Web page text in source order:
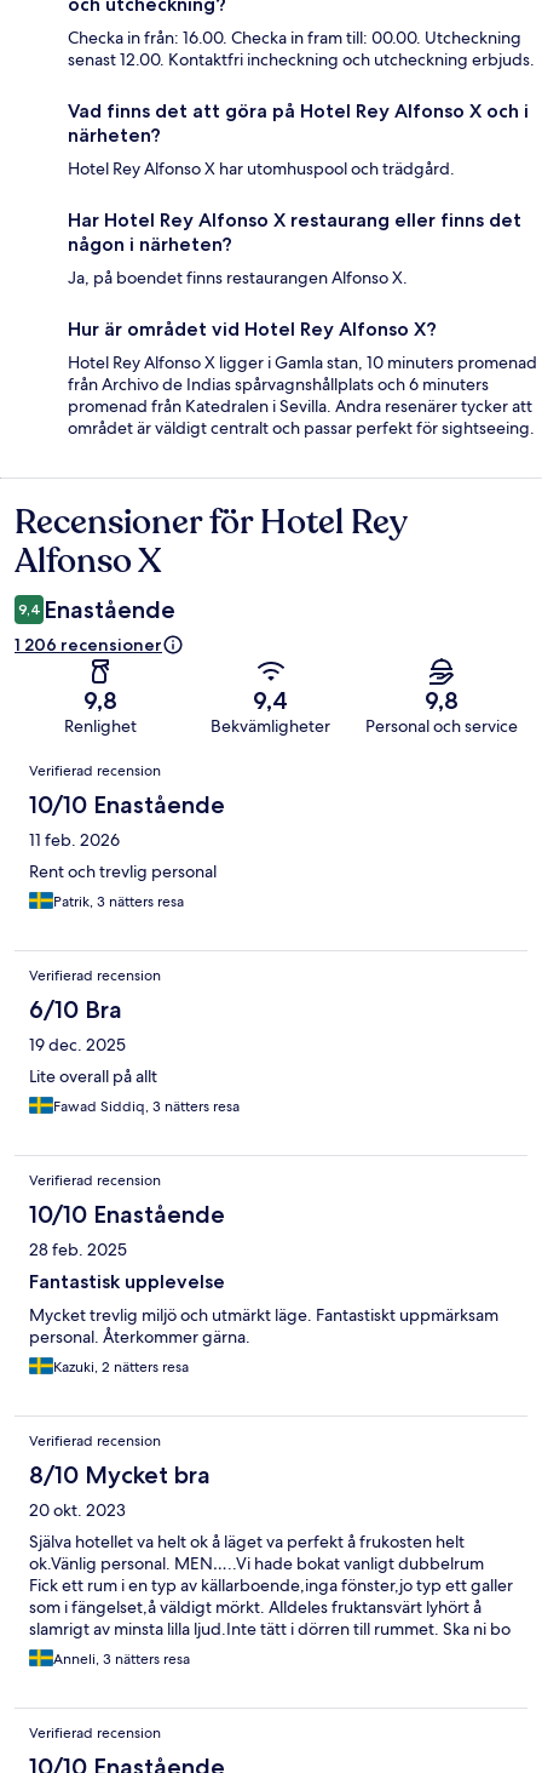
Checka in från: 16.00. Checka in fram till: 00.00. Utcheckning
senast 12.00. Kontaktfri incheckning och utcheckning erbjuds.
Vad finns det att göra på Hotel Rey Alfonso X och i
närheten?
Hotel Rey Alfonso X har utomhuspool och trädgård.
Har Hotel Rey Alfonso X restaurang eller finns det
någon i närheten?
Ja, på boendet finns restaurangen Alfonso X.
Hur är området vid Hotel Rey Alfonso X?
Hotel Rey Alfonso X ligger i Gamla stan, 10 minuters promenad
från Archivo de Indias spårvagnshållplats och 6 minuters
promenad från Katedralen i Sevilla. Andra resenärer tycker att
området är väldigt centralt och passar perfekt för sightseeing.
Recensioner
Recensioner för Hotel Rey
Alfonso X
9,4 Enastående
1 206 recensioner
9,8
Renlighet
9,4
Bekvämligheter
9,8
Personal och service
Recensioner
Verifierad recension
10/10 Enastående
11 feb. 2026
Rent och trevlig personal
Patrik, 3 nätters resa
Verifierad recension
6/10 Bra
19 dec. 2025
Lite overall på allt
Fawad Siddiq, 3 nätters resa
Verifierad recension
10/10 Enastående
28 feb. 2025
Fantastisk upplevelse
Mycket trevlig miljö och utmärkt läge. Fantastiskt uppmärksam
personal. Återkommer gärna.
Kazuki, 2 nätters resa
Verifierad recension
8/10 Mycket bra
20 okt. 2023
Själva hotellet va helt ok å läget va perfekt å frukosten helt
ok.Vänlig personal. MEN…..Vi hade bokat vanligt dubbelrum
Fick ett rum i en typ av källarboende,inga fönster,jo typ ett galler
som i fängelset,å väldigt mörkt. Alldeles fruktansvärt lyhört å
slamrigt av minsta lilla ljud.Inte tätt i dörren till rummet. Ska ni bo
här boka ett annat typ av rum annars hamnar ni med säkerhet
där!där fanns många!!
Anneli, 3 nätters resa
Verifierad recension
10/10 Enastående